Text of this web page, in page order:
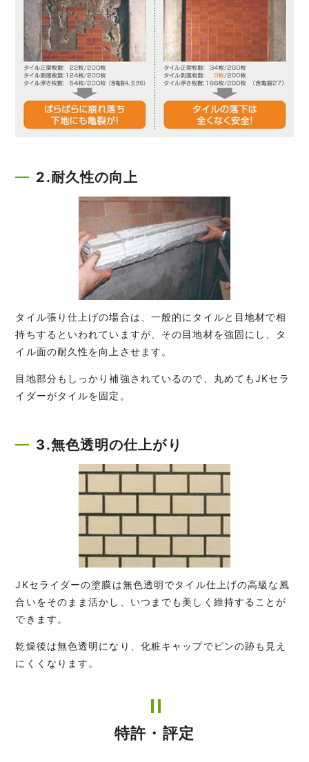
2.耐久性の向上
タイル張り仕上げの場合は、一般的にタイルと目地材で相
持ちするといわれていますが、その目地材を強固にし、タ
イル面の耐久性を向上させます。
目地部分もしっかり補強されているので、丸めてもJKセラ
イダーがタイルを固定。
3.無色透明の仕上がり
JKセライダーの塗膜は無色透明でタイル仕上げの高級な風
合いをそのまま活かし、いつまでも美しく維持することが
できます。
乾燥後は無色透明になり、化粧キャップでピンの跡も見え
にくくなります。
特許・評定